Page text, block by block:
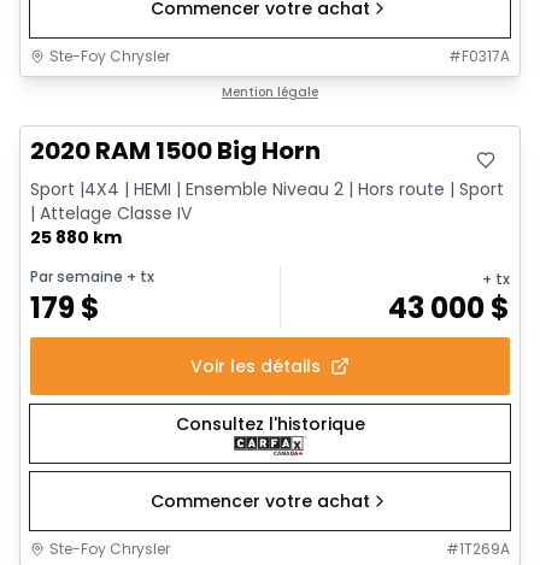
Commencer votre achat
Ste-Foy Chrysler #F0317A
Mention légale
Vidéo disponible
2020 RAM 1500 Big Horn
Sport |4X4 | HEMI | Ensemble Niveau 2 | Hors route | Sport
| Attelage Classe IV
25 880 km
Par semaine + tx
179$
+ tx
43 000$
Voir les détails
Consultez l'historique
Commencer votre achat
Ste-Foy Chrysler #1T269A